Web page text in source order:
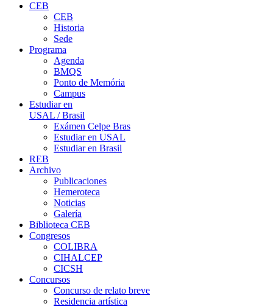
CEB
CEB
Historia
Sede
Programa
Agenda
BMQS
Ponto de Memória
Campus
Estudiar en
USAL / Brasil
Exámen Celpe Bras
Estudiar en USAL
Estudiar en Brasil
REB
Archivo
Publicaciones
Hemeroteca
Noticias
Galería
Biblioteca CEB
Congresos
COLIBRA
CIHALCEP
CICSH
Concursos
Concurso de relato breve
Residencia artística